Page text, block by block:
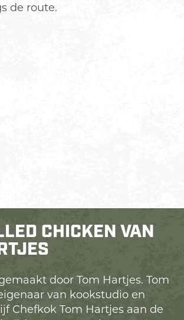
de route.
CHICKEN VAN
door Tom Hartjes. Tom
van kookstudio en
Chefkok Tom Hartjes aan de